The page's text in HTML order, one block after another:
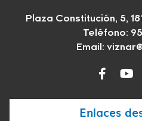
Plaza Constitución, 5,
Teléfono:
Email:
Enlaces